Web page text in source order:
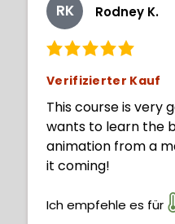
RK Rodney K.
Verifizierter Kauf
This course is very
wants to learn the
animation from a
it coming!
Ich empfehle es für